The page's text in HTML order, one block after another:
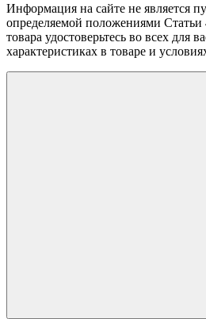
Информация на сайте не является
определяемой положениями
товара удостоверьтесь во всех для
характеристиках в товаре и